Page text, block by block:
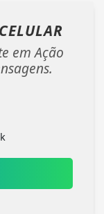
em Ação